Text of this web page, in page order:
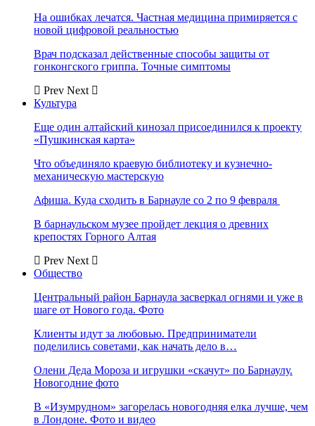
На ошибках лечатся. Частная медицина примиряется с
новой цифровой реальностью
Врач подсказал действенные способы защиты от
гонконгского гриппа. Точные симптомы
Prev Next
Культура
Еще один алтайский кинозал присоединился к проекту
«Пушкинская карта»
Что объединяло краевую библиотеку и кузнечно-
механическую мастерскую
Афиша. Куда сходить в Барнауле со 2 по 9 февраля
В барнаульском музее пройдет лекция о древних
крепостях Горного Алтая
Prev Next
Общество
Центральный район Барнаула засверкал огнями и уже в
шаге от Нового года. Фото
Клиенты идут за любовью. Предприниматели
поделились советами, как начать дело в…
Олени Деда Мороза и игрушки «скачут» по Барнаулу.
Новогодние фото
В «Изумрудном» загорелась новогодняя елка лучше, чем
в Лондоне. Фото и видео